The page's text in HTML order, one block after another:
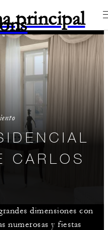
principal
CARLOS
dimensiones con
numerosas y fiestas